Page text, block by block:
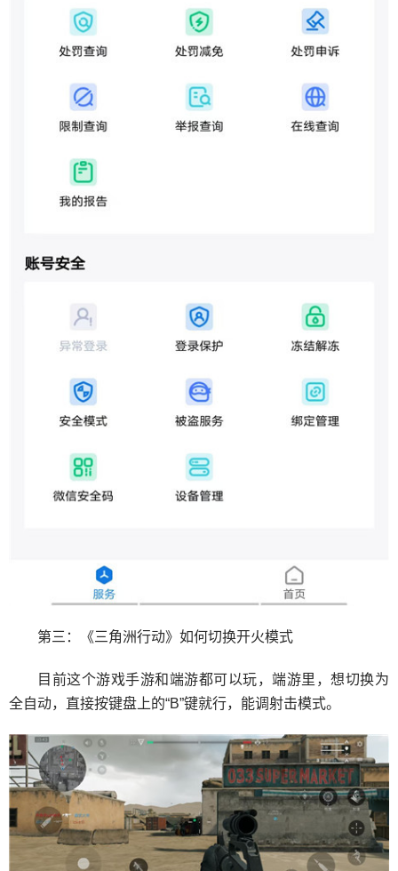
第三：《三角洲行动》如何切换开火模式
目前这个游戏手游和端游都可以玩，端游里，想切换为
全自动，直接按键盘上的“B”键就行，能调射击模式。